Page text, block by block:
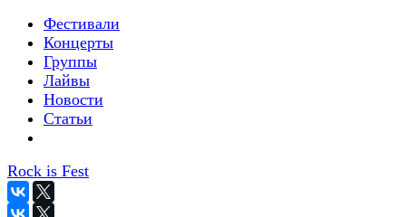
Фестивали
Концерты
Группы
Лайвы
Новости
Статьи
Rock is Fest